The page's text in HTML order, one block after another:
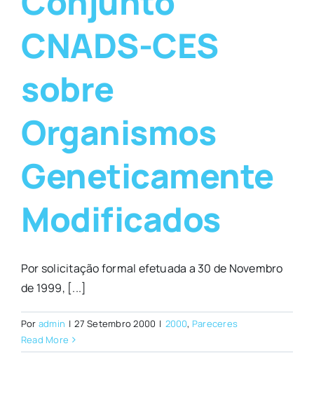
CNADS-CES
sobre
Organismos
Geneticamente
Modificados
Por solicitação formal efetuada a 30 de Novembro
de 1999, [...]
Por admin | 27 Setembro 2000 | 2000, Pareceres
Read More